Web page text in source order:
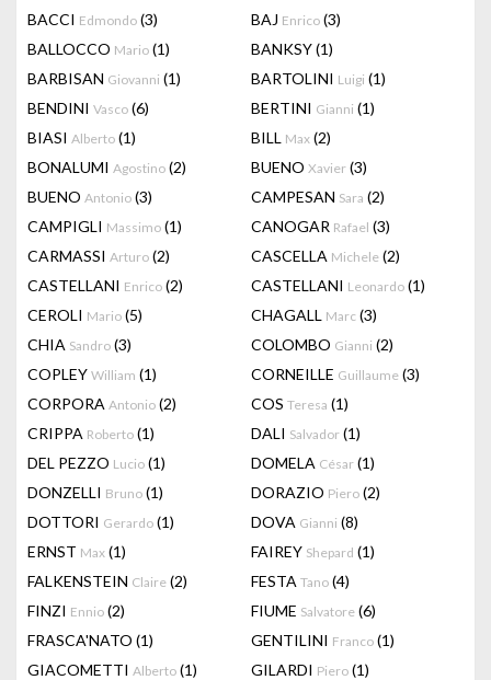
BACCI Edmondo (3) BAJ Enrico (3)
BALLOCCO Mario (1) BANKSY(1)
BARBISAN Giovanni (1) BARTOLINI Luigi (1)
BENDINI Vasco (6) BERTINI Gianni (1)
BIASI Alberto (1) BILL Max (2)
BONALUMI Agostino (2) BUENO Xavier (3)
BUENO Antonio (3) CAMPESAN Sara (2)
CAMPIGLI Massimo (1) CANOGAR Rafael (3)
CARMASSI Arturo (2) CASCELLA Michele (2)
CASTELLANI Enrico (2) CASTELLANI Leonardo (1)
CEROLI Mario (5) CHAGALL Marc (3)
CHIA Sandro (3) COLOMBO Gianni (2)
COPLEY William (1) CORNEILLE Guillaume (3)
CORPORA Antonio (2) COS Teresa (1)
CRIPPA Roberto (1) DALI Salvador (1)
DEL PEZZO Lucio (1) DOMELA César (1)
DONZELLI Bruno (1) DORAZIO Piero (2)
DOTTORI Gerardo (1) DOVA Gianni (8)
ERNST Max (1) FAIREY Shepard (1)
FALKENSTEIN Claire (2) FESTA Tano (4)
FINZI Ennio (2) FIUME Salvatore (6)
FRASCA'NATO (1) GENTILINI Franco (1)
GIACOMETTI Alberto (1) GILARDI Piero (1)